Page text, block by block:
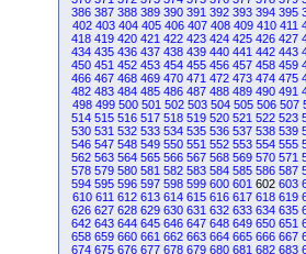
386 387 388 389 390 391 392 393 394 395
402 403 404 405 406 407 408 409 410 411
418 419 420 421 422 423 424 425 426 427
434 435 436 437 438 439 440 441 442 443
450 451 452 453 454 455 456 457 458 459
466 467 468 469 470 471 472 473 474 475
482 483 484 485 486 487 488 489 490 491
498 499 500 501 502 503 504 505 506 507
514 515 516 517 518 519 520 521 522 523
530 531 532 533 534 535 536 537 538 539
546 547 548 549 550 551 552 553 554 555
562 563 564 565 566 567 568 569 570 571
578 579 580 581 582 583 584 585 586 587
594 595 596 597 598 599 600 601 602 603
610 611 612 613 614 615 616 617 618 619
626 627 628 629 630 631 632 633 634 635
642 643 644 645 646 647 648 649 650 651
658 659 660 661 662 663 664 665 666 667
674 675 676 677 678 679 680 681 682 683